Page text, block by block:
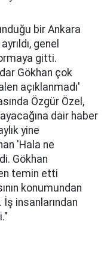
bir Ankara
genel
gitti.
Gökhan çok
açıklanmadı'
Özgür Özel,
dair haber
yine
'Hala ne
Gökhan
temin etti
konumundan
insanlarından